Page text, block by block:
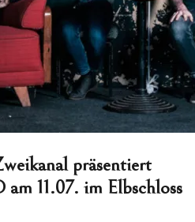
präsentiert
11.07. im Elbschloss